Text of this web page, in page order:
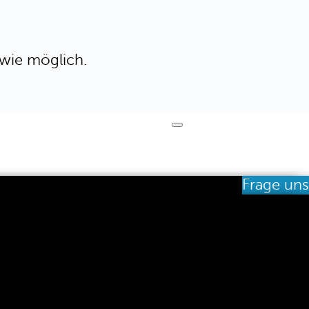
möglich.
Frage uns